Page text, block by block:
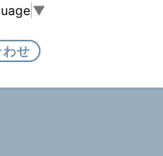
▼
せ